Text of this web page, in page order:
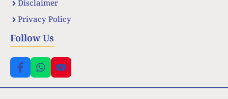
Disclaimer
Privacy Policy
Follow Us